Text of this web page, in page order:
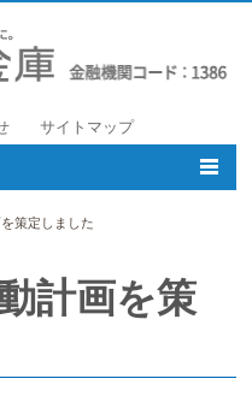
サイトマップ
策定しました
計画を策